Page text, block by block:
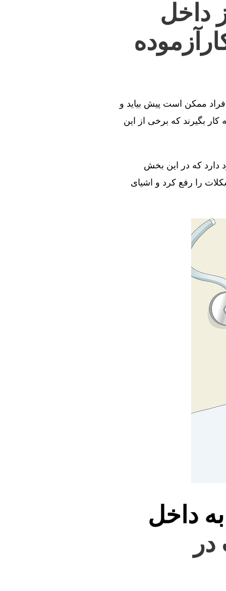
داخل
ممکن است پیش بیاید و
بگیرند که برخی از این
دارد که در این بخش
را رفع کرد و اشیای
داخل